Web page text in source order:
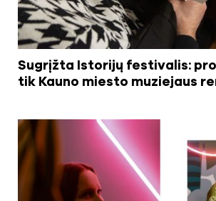
Sugrįžta Istorijų festivalis:
tik Kauno miesto muziejaus